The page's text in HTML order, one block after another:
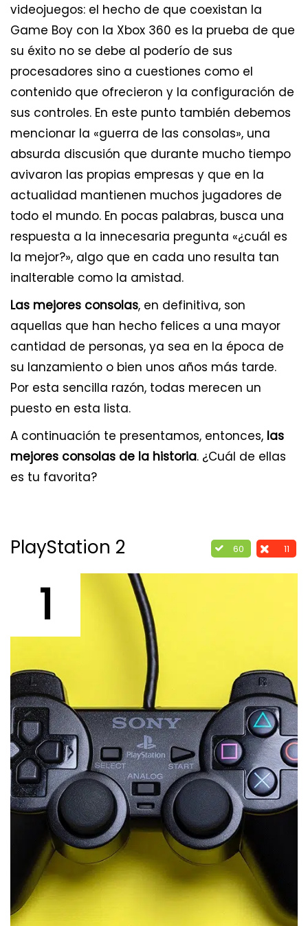
videojuegos: el hecho de que coexistan la
Game Boy con la Xbox 360 es la prueba de que
su éxito no se debe al poderío de sus
procesadores sino a cuestiones como el
contenido que ofrecieron y la configuración de
sus controles. En este punto también debemos
mencionar la «guerra de las consolas», una
absurda discusión que durante mucho tiempo
avivaron las propias empresas y que en la
actualidad mantienen muchos jugadores de
todo el mundo. En pocas palabras, busca una
respuesta a la innecesaria pregunta «¿cuál es
la mejor?», algo que en cada uno resulta tan
inalterable como la amistad.
Las mejores consolas, en definitiva, son
aquellas que han hecho felices a una mayor
cantidad de personas, ya sea en la época de
su lanzamiento o bien unos años más tarde.
Por esta sencilla razón, todas merecen un
puesto en esta lista.
A continuación te presentamos, entonces, las
mejores consolas de la historia. ¿Cuál de ellas
es tu favorita?
60 11
PlayStation 2
1